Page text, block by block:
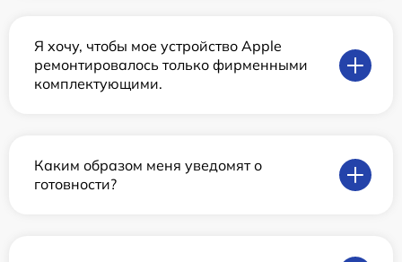
Я хочу, чтобы мое устройство Apple
ремонтировалось только фирменными
комплектующими.
Каким образом меня уведомят о
готовности?